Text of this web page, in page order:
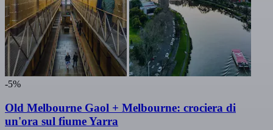
-5%
Old Melbourne Gaol + Melbourne: crociera di
un'ora sul fiume Yarra